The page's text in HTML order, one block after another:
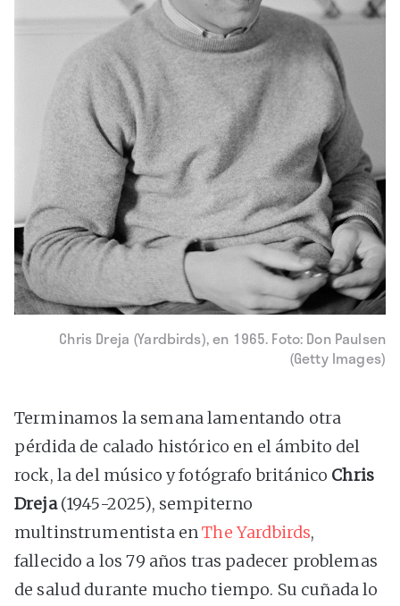
Chris Dreja (Yardbirds), en 1965. Foto: Don Paulsen
(Getty Images)
Terminamos la semana lamentando otra
pérdida de calado histórico en el ámbito del
rock, la del músico y fotógrafo británico Chris
Dreja(1945-2025), sempiterno
multinstrumentista enThe Yardbirds,
fallecido a los 79 años tras padecer problemas
de salud durante mucho tiempo. Su cuñada lo